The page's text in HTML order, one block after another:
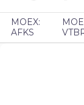
MOEX:
AFKS